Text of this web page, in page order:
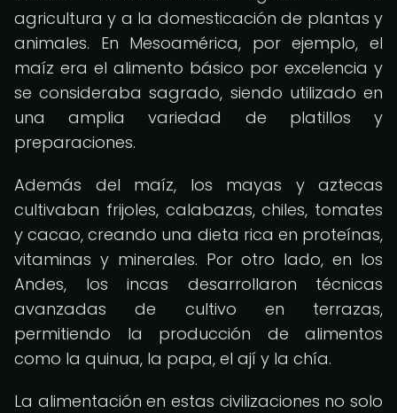
agricultura y a la domesticación de plantas y
animales. En Mesoamérica, por ejemplo, el
maíz era el alimento básico por excelencia y
se consideraba sagrado, siendo utilizado en
una amplia variedad de platillos y
preparaciones.
Además del maíz, los mayas y aztecas
cultivaban frijoles, calabazas, chiles, tomates
y cacao, creando una dieta rica en proteínas,
vitaminas y minerales. Por otro lado, en los
Andes, los incas desarrollaron técnicas
avanzadas de cultivo en terrazas,
permitiendo la producción de alimentos
como la quinua, la papa, el ají y la chía.
La alimentación en estas civilizaciones no solo